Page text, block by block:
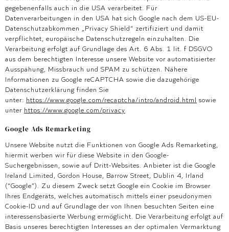
gegebenenfalls auch in die USA verarbeitet. Für
Datenverarbeitungen in den USA hat sich Google nach dem US-EU-
Datenschutzabkommen „Privacy Shield“ zertifiziert und damit
verpflichtet, europäische Datenschutzregeln einzuhalten. Die
Verarbeitung erfolgt auf Grundlage des Art. 6 Abs. 1 lit. f DSGVO
aus dem berechtigten Interesse unsere Website vor automatisierter
Ausspähung, Missbrauch und SPAM zu schützen. Nähere
Informationen zu Google reCAPTCHA sowie die dazugehörige
Datenschutzerklärung finden Sie
unter: https://www.google.com/recaptcha/intro/android.html sowie
unter https://www.google.com/privacy
Google Ads Remarketing
Unsere Website nutzt die Funktionen von Google Ads Remarketing,
hiermit werben wir für diese Website in den Google-
Suchergebnissen, sowie auf Dritt-Websites. Anbieter ist die Google
Ireland Limited, Gordon House, Barrow Street, Dublin 4, Irland
(“Google”). Zu diesem Zweck setzt Google ein Cookie im Browser
Ihres Endgeräts, welches automatisch mittels einer pseudonymen
Cookie-ID und auf Grundlage der von Ihnen besuchten Seiten eine
interessensbasierte Werbung ermöglicht. Die Verarbeitung erfolgt auf
Basis unseres berechtigten Interesses an der optimalen Vermarktung